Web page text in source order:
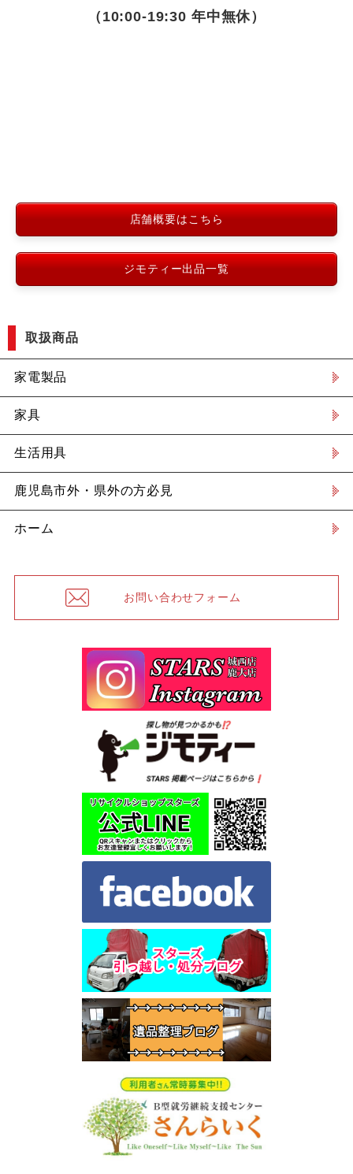
（10:00-19:30 年中無休）
店舗概要はこちら
ジモティー出品一覧
取扱商品
家電製品
家具
生活用具
鹿児島市外・県外の方必見
ホーム
お問い合わせフォーム